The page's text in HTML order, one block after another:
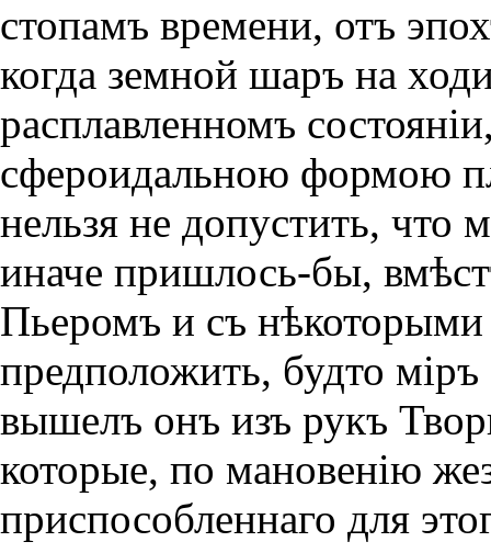
стопамъ времени, отъ
когда земной шаръ на
расплавленномъ
сфероидальною формою
нельзя не допустить, что
иначе пришлось-бы,
Пьеромъ и съ
предположить, будто
вышелъ онъ изъ рукъ
которые, по мановенiю
приспособленнаго для